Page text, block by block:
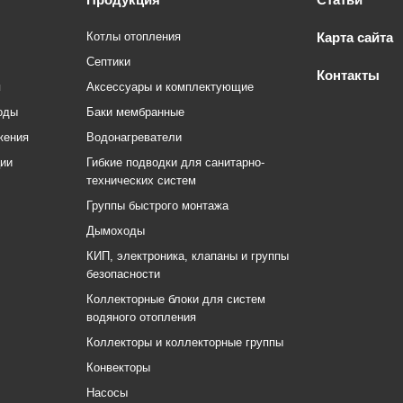
Котлы отопления
Септики
Аксессуары и комплектующие
Баки мембранные
Водонагреватели
Гибкие подводки для санитарно-
технических систем
Группы быстрого монтажа
Дымоходы
КИП, электроника, клапаны и группы
безопасности
Коллекторные блоки для систем
водяного отопления
Коллекторы и коллекторные группы
Конвекторы
Насосы
Карта сайта
Контакты